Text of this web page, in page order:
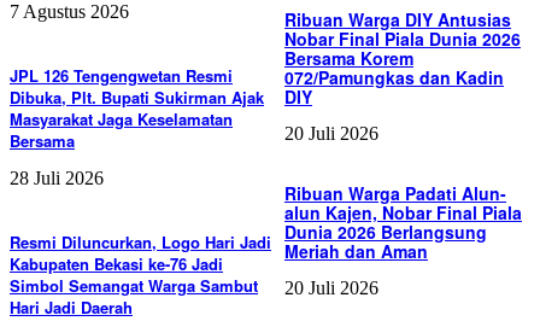
7 Agustus 2026
JPL 126 Tengengwetan Resmi
Dibuka, Plt. Bupati Sukirman Ajak
Masyarakat Jaga Keselamatan
Bersama
28 Juli 2026
Resmi Diluncurkan, Logo Hari Jadi
Kabupaten Bekasi ke-76 Jadi
Simbol Semangat Warga Sambut
Hari Jadi Daerah
Ribuan Warga DIY Antusias
Nobar Final Piala Dunia 2026
Bersama Korem
072/Pamungkas dan Kadin
DIY
20 Juli 2026
Ribuan Warga Padati Alun-
alun Kajen, Nobar Final Piala
Dunia 2026 Berlangsung
Meriah dan Aman
20 Juli 2026